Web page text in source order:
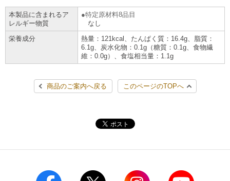
チケット
プリペイドサービス
スポーツ振興くじ
行政サービス
学び・教育
スマホプリペイド
レジでApple Accountにチャージ
オンラインフォトサービス
コインランドリー（店舗限定）
自転車シェアリング（店舗限定）
JTB
国内店舗数
売上高、店舗数推移
セブン‐イレブンの海外事業
データで見るセブン‐イレブン
セブン‐イレブンの「商品力」
セブン-イレブンの横顔
セブン-イレブンの歴史
4VISIONS
サステナビリティニュース
サステナビリティレポート
報告書ライブラリー
English (Corporate)
English (Services)
简体中文(服务)
한국어(서비스)
本製品に含まれるア
レルギー物質
特定原材料8品目
なし
栄養成分
熱量：121kcal、たんぱく質：16.4g、脂質：
6.1g、炭水化物：0.1g（糖質：0.1g、食物繊
維：0.0g）、食塩相当量：1.1g
商品のご案内へ戻る このページのTOPへ